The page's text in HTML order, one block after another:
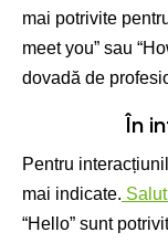
mai potrivite
meet you” sau
dovadă de
În
Pentru
mai indicate.
“Hello” sunt